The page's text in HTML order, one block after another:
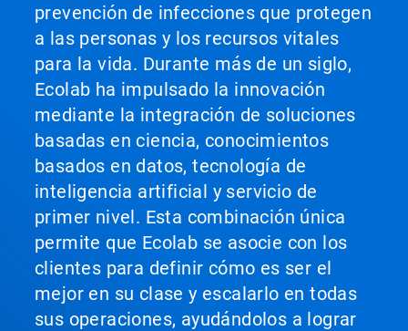
prevención de infecciones que protegen
a las personas y los recursos vitales
para la vida. Durante más de un siglo,
Ecolab ha impulsado la innovación
mediante la integración de soluciones
basadas en ciencia, conocimientos
basados en datos, tecnología de
inteligencia artificial y servicio de
primer nivel. Esta combinación única
permite que Ecolab se asocie con los
clientes para definir cómo es ser el
mejor en su clase y escalarlo en todas
sus operaciones, ayudándolos a lograr